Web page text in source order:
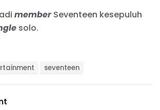
memberSeventeen kesepuluh
solo.
seventeen